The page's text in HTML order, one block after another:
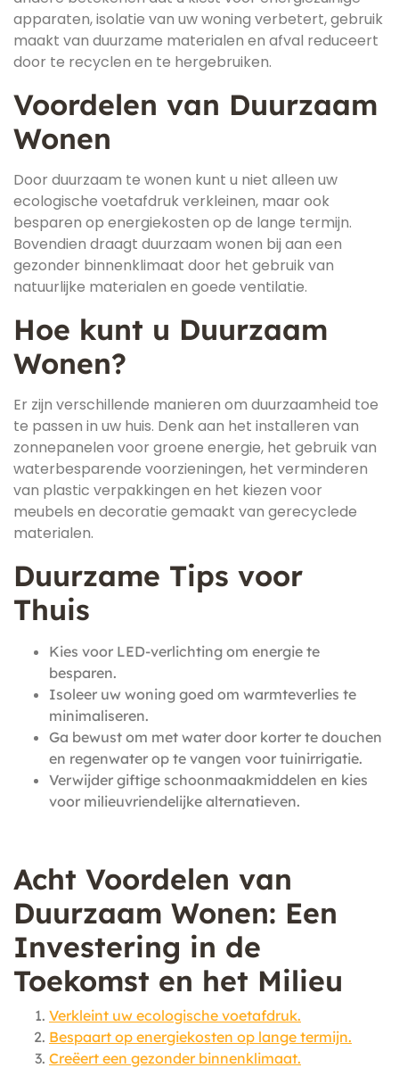
apparaten, isolatie van uw woning verbetert, gebruik
maakt van duurzame materialen en afval reduceert
door te recyclen en te hergebruiken.
Voordelen van Duurzaam
Wonen
Door duurzaam te wonen kunt u niet alleen uw
ecologische voetafdruk verkleinen, maar ook
besparen op energiekosten op de lange termijn.
Bovendien draagt duurzaam wonen bij aan een
gezonder binnenklimaat door het gebruik van
natuurlijke materialen en goede ventilatie.
Hoe kunt u Duurzaam
Wonen?
Er zijn verschillende manieren om duurzaamheid toe
te passen in uw huis. Denk aan het installeren van
zonnepanelen voor groene energie, het gebruik van
waterbesparende voorzieningen, het verminderen
van plastic verpakkingen en het kiezen voor
meubels en decoratie gemaakt van gerecyclede
materialen.
Duurzame Tips voor
Thuis
Kies voor LED-verlichting om energie te
besparen.
Isoleer uw woning goed om warmteverlies te
minimaliseren.
Ga bewust om met water door korter te douchen
en regenwater op te vangen voor tuinirrigatie.
Verwijder giftige schoonmaakmiddelen en kies
voor milieuvriendelijke alternatieven.
Acht Voordelen van
Duurzaam Wonen: Een
Investering in de
Toekomst en het Milieu
Verkleint uw ecologische voetafdruk.
Bespaart op energiekosten op lange termijn.
Creëert een gezonder binnenklimaat.